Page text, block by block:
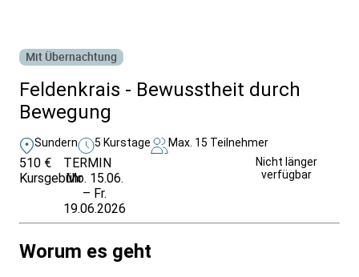
Mit Übernachtung
Feldenkrais - Bewusstheit durch
Bewegung
Sundern 5 Kurstage Max. 15 Teilnehmer
510 €
Kursgebühr
TERMIN
Mo. 15.06.
– Fr.
19.06.2026
Nicht länger
verfügbar
Worum es geht